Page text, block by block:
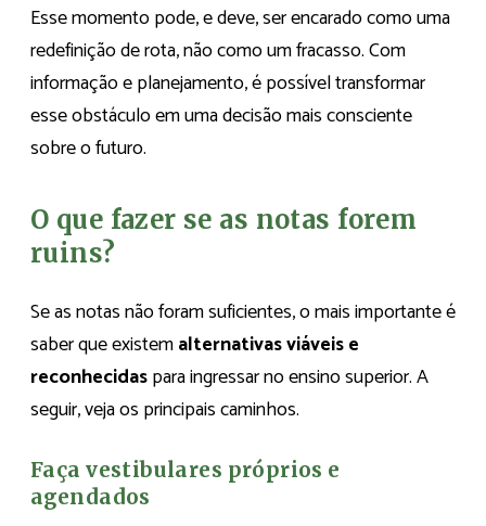
Esse momento pode, e deve, ser encarado como uma
redefinição de rota, não como um fracasso. Com
informação e planejamento, é possível transformar
esse obstáculo em uma decisão mais consciente
sobre o futuro.
O que fazer se as notas forem
ruins?
Se as notas não foram suficientes, o mais importante é
saber que existemalternativas viáveis e
reconhecidaspara ingressar no ensino superior. A
seguir, veja os principais caminhos.
Faça vestibulares próprios e
agendados